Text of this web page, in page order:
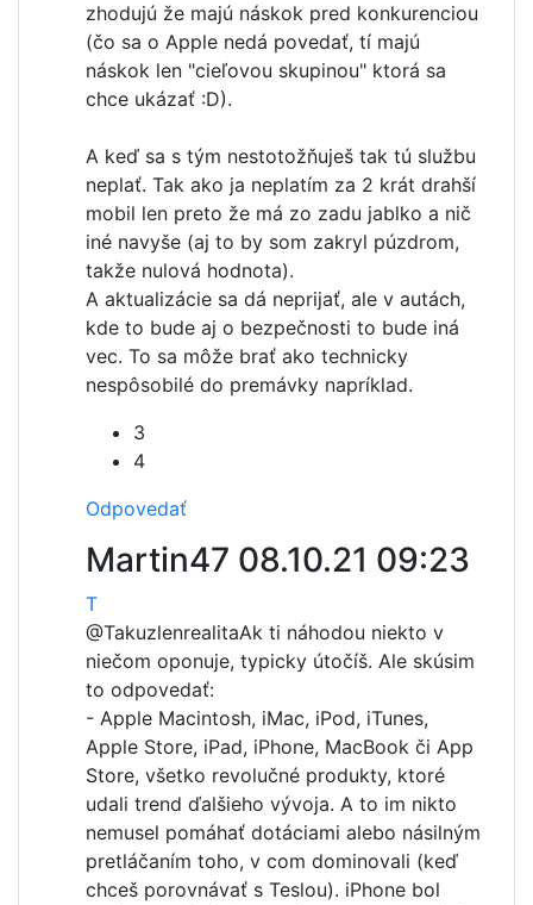
zhodujú že majú náskok pred konkurenciou
(čo sa o Apple nedá povedať, tí majú
náskok len "cieľovou skupinou" ktorá sa
chce ukázať :D).
A keď sa s tým nestotožňuješ tak tú službu
neplať. Tak ako ja neplatím za 2 krát drahší
mobil len preto že má zo zadu jablko a nič
iné navyše (aj to by som zakryl púzdrom,
takže nulová hodnota).
A aktualizácie sa dá neprijať, ale v autách,
kde to bude aj o bezpečnosti to bude iná
vec. To sa môže brať ako technicky
nespôsobilé do premávky napríklad.
3
4
Odpovedať
Martin47 08.10.21 09:23
T
@TakuzlenrealitaAk ti náhodou niekto v
niečom oponuje, typicky útočíš. Ale skúsim
to odpovedať:
- Apple Macintosh, iMac, iPod, iTunes,
Apple Store, iPad, iPhone, MacBook či App
Store, všetko revolučné produkty, ktoré
udali trend ďalšieho vývoja. A to im nikto
nemusel pomáhať dotáciami alebo násilným
pretláčaním toho, v com dominovali (keď
chceš porovnávať s Teslou). iPhone bol